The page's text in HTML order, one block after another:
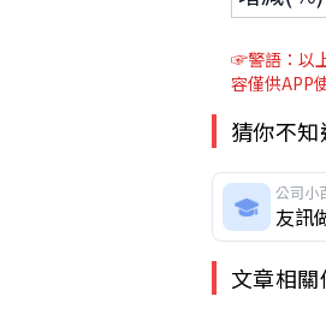
☞警語：以
容僅供APP
猜你不知
公司小
友訊
文章相關